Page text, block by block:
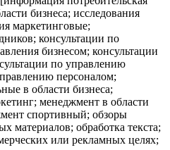
бизнеса; исследования
маркетинговые;
консультации по
бизнесом; консультации
по управлению
персоналом;
в области бизнеса;
менеджмент в области
спортивный; обзоры
материалов; обработка текста;
или рекламных целях;